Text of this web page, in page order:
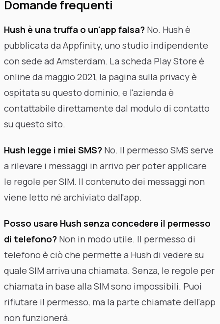
Domande frequenti
Hush è una truffa o un'app falsa? No. Hush è
pubblicata da Appfinity, uno studio indipendente
con sede ad Amsterdam. La scheda Play Store è
online da maggio 2021, la pagina sulla privacy è
ospitata su questo dominio, e l'azienda è
contattabile direttamente dal modulo di contatto
su questo sito.
Hush legge i miei SMS? No. Il permesso SMS serve
a rilevare i messaggi in arrivo per poter applicare
le regole per SIM. Il contenuto dei messaggi non
viene letto né archiviato dall'app.
Posso usare Hush senza concedere il permesso
di telefono? Non in modo utile. Il permesso di
telefono è ciò che permette a Hush di vedere su
quale SIM arriva una chiamata. Senza, le regole per
chiamata in base alla SIM sono impossibili. Puoi
rifiutare il permesso, ma la parte chiamate dell'app
non funzionerà.